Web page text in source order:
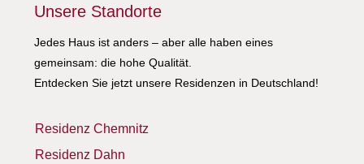
Unsere Standorte
Jedes Haus ist anders – aber alle haben eines
gemeinsam: die hohe Qualität.
Entdecken Sie jetzt unsere Residenzen in Deutschland!
Residenz Chemnitz
Residenz Dahn